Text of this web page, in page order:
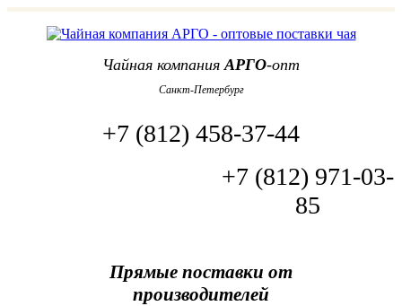
Чайная компанияАРГО-опт
Санкт-Петербург
+7 (812) 458-37-44
+7 (812) 971-03-
85
Прямые поставки от
производителей